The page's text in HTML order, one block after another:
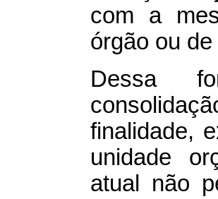
com a
órgão ou
Dessa
finalidade,
unidade
atual não